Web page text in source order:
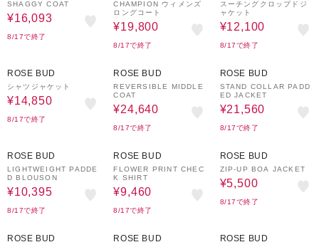
SHAGGY COAT
¥16,093
8/17で終了
CHAMPION ウィメンズ
ロングコート
¥19,800
8/17で終了
スーチングクロップドジ
ャケット
¥12,100
8/17で終了
ROSE BUD
シャツジャケット
¥14,850
8/17で終了
ROSE BUD
REVERSIBLE MIDDLE
COAT
¥24,640
8/17で終了
ROSE BUD
STAND COLLAR PADD
ED JACKET
¥21,560
8/17で終了
ROSE BUD
LIGHTWEIGHT PADDE
D BLOUSON
¥10,395
8/17で終了
ROSE BUD
FLOWER PRINT CHEC
K SHIRT
¥9,460
8/17で終了
ROSE BUD
ZIP-UP BOA JACKET
¥5,500
8/17で終了
ROSE BUD ROSE BUD ROSE BUD